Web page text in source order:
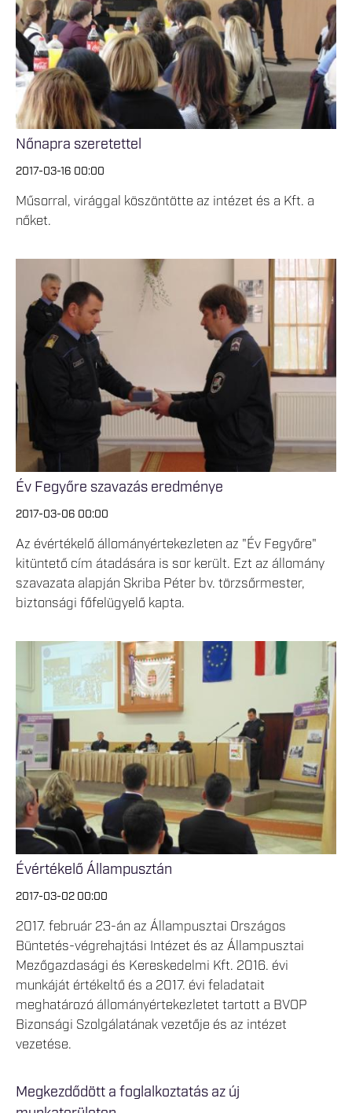
Nőnapra szeretettel
2017-03-16 00:00
Műsorral, virággal köszöntötte az intézet és a Kft. a
nőket.
Év Fegyőre szavazás eredménye
2017-03-06 00:00
Az évértékelő állományértekezleten az "Év Fegyőre"
kitüntető cím átadására is sor került. Ezt az állomány
szavazata alapján Skriba Péter bv. törzsőrmester,
biztonsági főfelügyelő kapta.
Évértékelő Állampusztán
2017-03-02 00:00
2017. február 23-án az Állampusztai Országos
Büntetés-végrehajtási Intézet és az Állampusztai
Mezőgazdasági és Kereskedelmi Kft. 2016. évi
munkáját értékeltő és a 2017. évi feladatait
meghatározó állományértekezletet tartott a BVOP
Bizonsági Szolgálatának vezetője és az intézet
vezetése.
Megkezdődött a foglalkoztatás az új